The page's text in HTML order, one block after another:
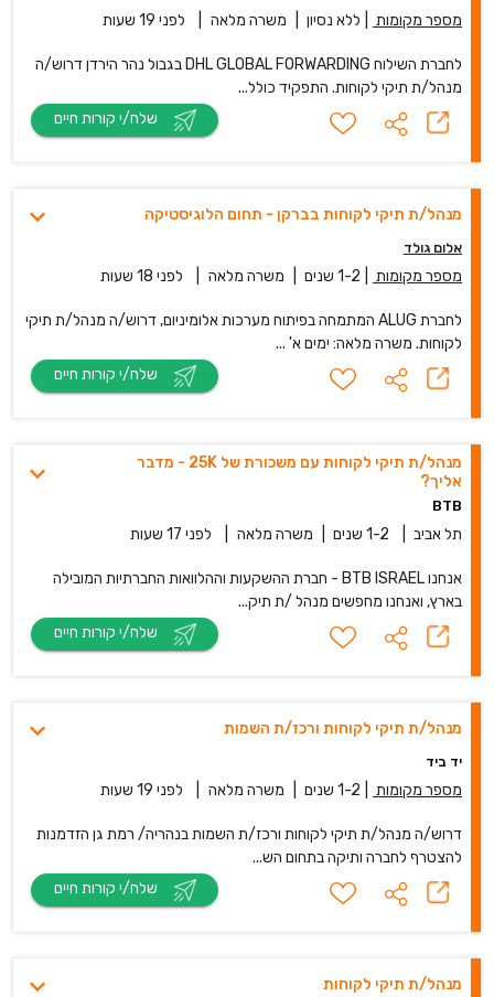
מספר מקומות ללא נסיון משרה מלאה לפני 19 שעות
לחברת השילוח DHL GLOBAL FORWARDING בגבול נהר הירדן דרוש/ה
מנהל/ת תיקי לקוחות. התפקיד כולל...
מנהל/ת תיקי לקוחות בברקן - תחום הלוגיסטיקה
אלום גולד
מספר מקומות 1-2 שנים משרה מלאה לפני 18 שעות
לחברת ALUG המתמחה בפיתוח מערכות אלומיניום, דרוש/ה מנהל/ת תיקי
לקוחות. משרה מלאה: ימים א' ...
מנהל/ת תיקי לקוחות עם משכורת של 25K - מדבר
אליך?
BTB
תל אביב 1-2 שנים משרה מלאה לפני 17 שעות
אנחנו BTB ISRAEL - חברת ההשקעות וההלוואות החברתיות המובילה
בארץ, ואנחנו מחפשים מנהל /ת תיק...
מנהל/ת תיקי לקוחות ורכז/ת השמות
יד ביד
מספר מקומות 1-2 שנים משרה מלאה לפני 19 שעות
דרוש/ה מנהל/ת תיקי לקוחות ורכז/ת השמות בנהריה/ רמת גן הזדמנות
להצטרף לחברה ותיקה בתחום הש...
מנהל/ת תיקי לקוחות